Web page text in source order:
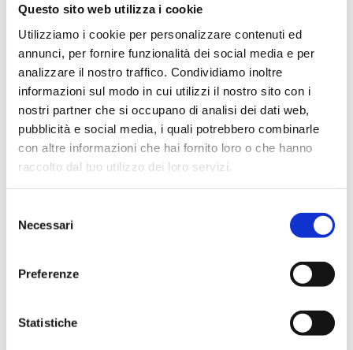
Questo sito web utilizza i cookie
Utilizziamo i cookie per personalizzare contenuti ed
annunci, per fornire funzionalità dei social media e per
analizzare il nostro traffico. Condividiamo inoltre
informazioni sul modo in cui utilizzi il nostro sito con i
nostri partner che si occupano di analisi dei dati web,
pubblicità e social media, i quali potrebbero combinarle
con altre informazioni che hai fornito loro o che hanno
raccolto dal tuo utilizzo dei loro servizi.
delNecessari
Preferenze
Statistiche
Maria Francesca
Guardamagna
ASSOCIATE